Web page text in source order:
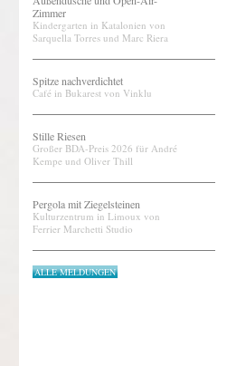
Zimmer
Kindergarten in Katalonien von
Sarquella Torres und Marc Riera
Spitze nachverdichtet
Café in Bukarest von Vinklu
Stille Riesen
Großer BDA-Preis 2026 für André
Kempe und Oliver Thill
Pergola mit Ziegelsteinen
Kulturzentrum in Limoux von
Ferrier Marchetti Studio
ALLE MELDUNGEN